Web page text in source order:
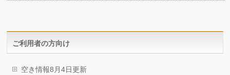
ご利用者の方向け
空き情報8月4日更新